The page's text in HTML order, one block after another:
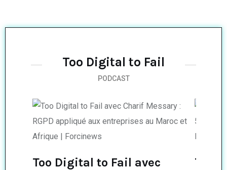
Too Digital to Fail
PODCAST
Too Digital to Fail avec
Too